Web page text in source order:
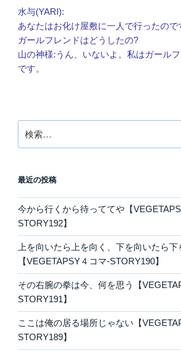
水与(YARI):
あなたはお化け屋敷に一人で行ったので
ガールフレンドはどうしたの?
山の神様:うん、いないよ。私はガール
です。
索:
最近の投稿
今から行くから待っててや【
STORY192】
上を向いたら上を向く、下を向いたら下
【VEGETAPSY４コマ-STORY190】
その右腕の拳は今、何を思う【
STORY191】
ここは俺の居る場所じゃない【
STORY189】